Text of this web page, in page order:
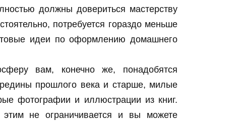
должны довериться мастерству
потребуется гораздо меньше
идеи по оформлению домашнего
вам, конечно же, понадобятся
прошлого века и старше, милые
фотографии и иллюстрации из книг.
не ограничивается и вы можете